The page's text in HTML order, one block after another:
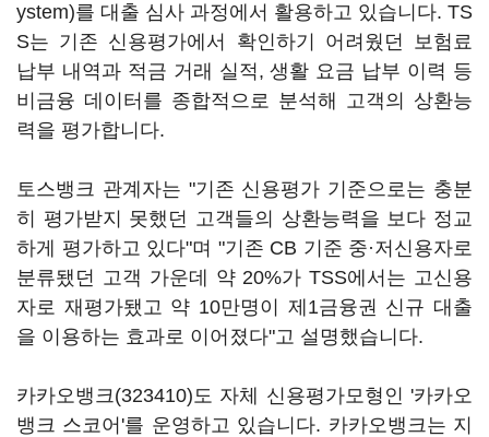
ystem)를 대출 심사 과정에서 활용하고 있습니다. TS
S는 기존 신용평가에서 확인하기 어려웠던 보험료
납부 내역과 적금 거래 실적, 생활 요금 납부 이력 등
비금융 데이터를 종합적으로 분석해 고객의 상환능
력을 평가합니다.
토스뱅크 관계자는 "기존 신용평가 기준으로는 충분
히 평가받지 못했던 고객들의 상환능력을 보다 정교
하게 평가하고 있다"며 "기존 CB 기준 중·저신용자로
분류됐던 고객 가운데 약 20%가 TSS에서는 고신용
자로 재평가됐고 약 10만명이 제1금융권 신규 대출
을 이용하는 효과로 이어졌다"고 설명했습니다.
카카오뱅크(323410)도 자체 신용평가모형인 '카카오
뱅크 스코어'를 운영하고 있습니다. 카카오뱅크는 지